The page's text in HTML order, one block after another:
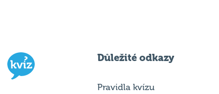
Důležité odkazy
Pravidla kvízu